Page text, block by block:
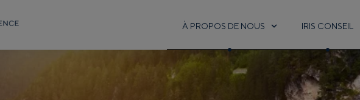
À PROPOS DE NOUS IRIS CONSEIL